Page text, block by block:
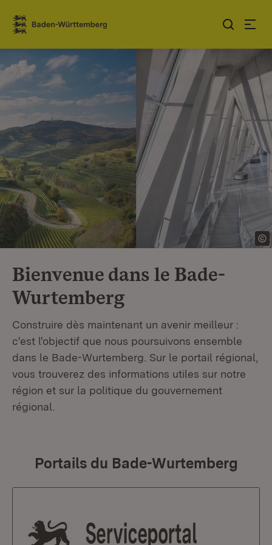
Sauter au contenu
Link zur Startseite
Bienvenue dans le Bade-
Wurtemberg
Construire dès maintenant un avenir meilleur :
c'est l'objectif que nous poursuivons ensemble
dans le Bade-Wurtemberg. Sur le portail régional,
vous trouverez des informations utiles sur notre
région et sur la politique du gouvernement
régional.
Portails du Bade-Wurtemberg